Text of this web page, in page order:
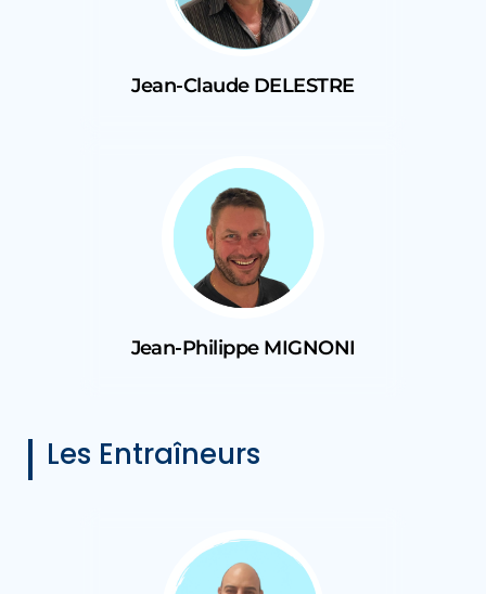
Jean-Claude DELESTRE
Jean-Philippe MIGNONI
Les Entraîneurs